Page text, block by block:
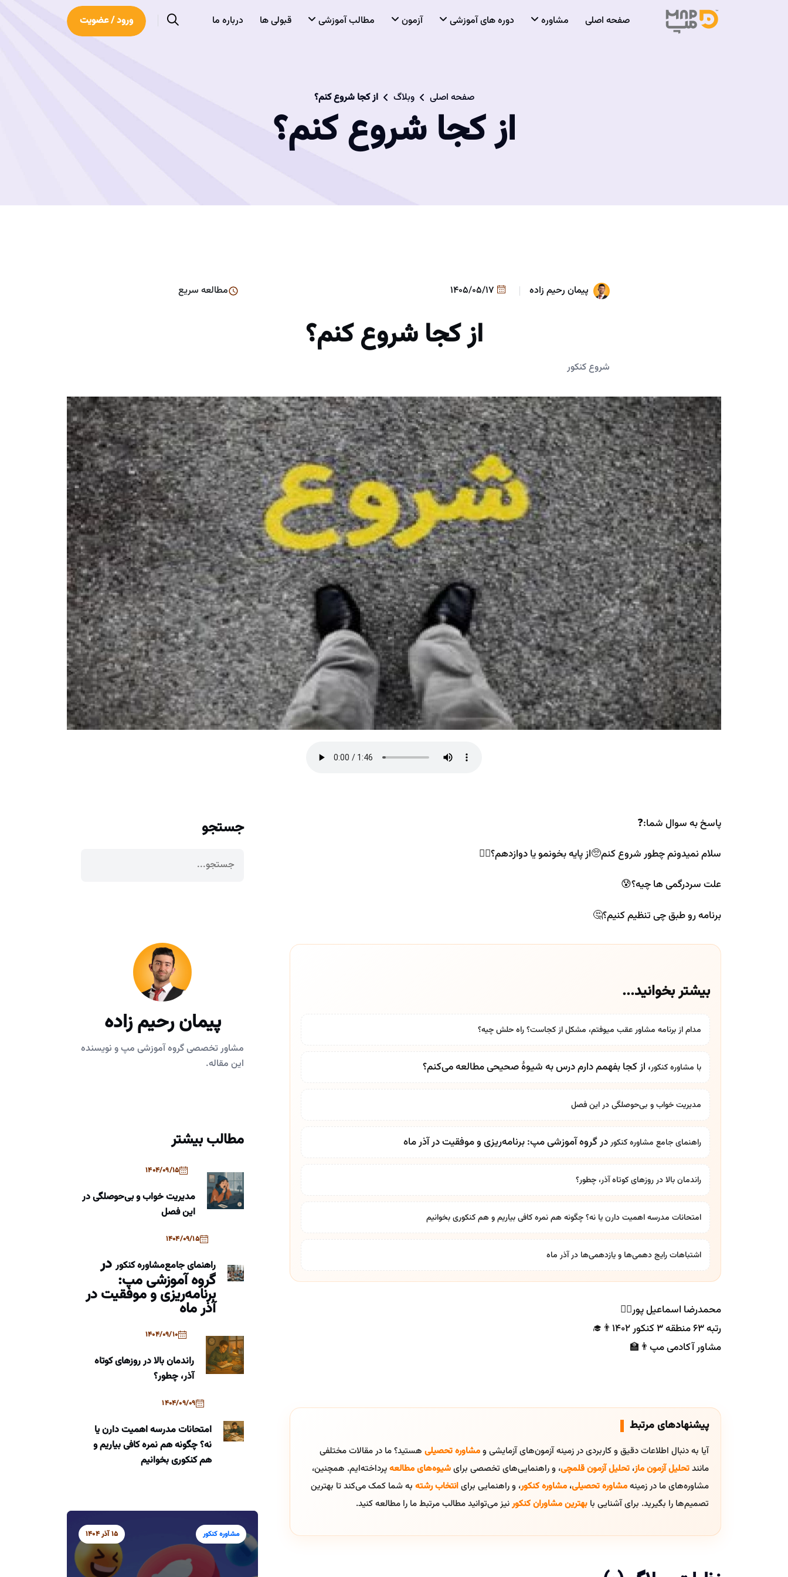
صفحه اصلی مشاوره دوره های آموزشی آزمون مطالب آموزشی قبولی ها درباره ما ورود / عضویت
صفحه اصلی وبلاگ از کجا شروع کنم؟
از کجا شروع کنم؟
پیمان رحیم زاده مطالعه سریع
از کجا شروع کنم؟
شروع کنکور
پاسخ به سوال شما:❓
سلام نمیدونم چطور شروع کنم🥺از پایه بخونمو یا دوازدهم؟🤦‍♀
علت سردرگمی ها چیه؟😰
برنامه رو طبق چی تنظیم کنیم؟🤔
بیشتر بخوانید...
مدام از برنامه مشاور عقب میوفتم، مشکل از کجاست؟ راه حلش چیه؟
با مشاوره کنکور، از کجا بفهمم دارم درس به شیوۀ صحیحی مطالعه می‌کنم؟
مدیریت خواب و بی‌حوصلگی در این فصل
راهنمای جامع مشاوره کنکوردر گروه آموزشی مپ: برنامه‌ریزی و موفقیت در آذر ماه
راندمان بالا در روزهای کوتاه آذر، چطور؟
امتحانات مدرسه اهمیت دارن یا نه؟ چگونه هم نمره کافی بیاریم و هم کنکوری بخوانیم
اشتباهات رایج دهمی‌ها و یازدهمی‌ها در آذر ماه
محمدرضا اسماعیل پور🙋‍♂️
رتبه ۶۳ منطقه ۳ کنکور ۱۴۰۲👨‍🎓
مشاور آکادمی مپ👨‍🏫
پیشنهادهای مرتبط
آیا به دنبال اطلاعات دقیق و کاربردی در زمینه آزمون‌های آزمایشی ومشاوره تحصیلی هستید؟ ما در مقالات مختلفی
مانندتحلیل آزمون ماز، تحلیل آزمون قلمچی، و راهنمایی‌های تخصصی برایشیوه‌های مطالعهپرداخته‌ایم. همچنین،
مشاوره‌های ما در زمینهمشاوره تحصیلی، مشاوره کنکور، و راهنمایی برایانتخاب رشته به شما کمک می‌کند تا بهترین
تصمیم‌ها را بگیرید. برای آشنایی با بهترین مشاوران کنکورنیز می‌توانید مطالب مرتبط ما را مطالعه کنید.
جستجو
پیمان رحیم زاده
مشاور تخصصی گروه آموزشی مپ و نویسنده
این مقاله.
مطالب بیشتر
1404/09/15
مدیریت خواب و بی‌حوصلگی در
این فصل
1404/09/15
راهنمای جامعمشاوره کنکوردر
گروه آموزشی مپ:
برنامه‌ریزی و موفقیت در
آذر ماه
1404/09/10
راندمان بالا در روزهای کوتاه
آذر، چطور؟
1404/09/09
امتحانات مدرسه اهمیت دارن یا
نه؟ چگونه هم نمره کافی بیاریم و
هم کنکوری بخوانیم
مشاوره کنکور 15 آذر 1404